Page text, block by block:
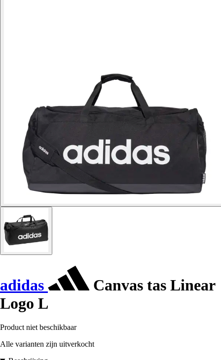
adidas
Canvas tas Linear
Logo L
Product niet beschikbaar
Alle varianten zijn uitverkocht